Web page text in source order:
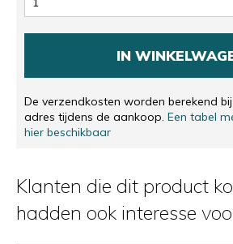
IN
De verzendkosten worden berekend
adres tijdens de aankoop. Een tabel
hier beschikbaar
Klanten die dit product
hadden ook interesse